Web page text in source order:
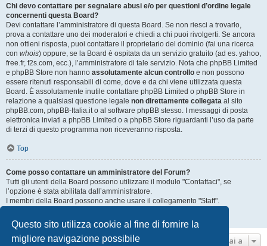
Questo sito utilizza cookie al fine di fornire la
migliore navigazione possibile
Chi devo contattare per segnalare abusi e/o per questioni d’ordine legale
concernenti questa Board?
Devi contattare l’amministratore di questa Board. Se non riesci a trovarlo,
prova a contattare uno dei moderatori e chiedi a chi puoi rivolgerti. Se ancora
non ottieni risposta, puoi contattare il proprietario del dominio (fai una ricerca
con whois) oppure, se la Board è ospitata da un servizio gratuito (ad es. yahoo,
free.fr, f2s.com, ecc.), l’amministratore di tale servizio. Nota che phpBB Limited
e phpBB Store non hanno assolutamente alcun controllo e non possono
essere ritenuti responsabili di come, dove e da chi viene utilizzata questa
Board. È assolutamente inutile contattare phpBB Limited o phpBB Store in
relazione a qualsiasi questione legale non direttamente collegata al sito
phpBB.com, phpBB-Italia.it o al software phpBB stesso. I messaggi di posta
elettronica inviati a phpBB Limited o a phpBB Store riguardanti l’uso da parte
di terzi di questo programma non riceveranno risposta.
Top
Come posso contattare un amministratore del Forum?
Tutti gli utenti della Board possono utilizzare il modulo "Contattaci", se
l’opzione è stata abilitata dall’amministratore.
I membri della Board possono anche usare il collegamento "Staff".
Top
Vai a